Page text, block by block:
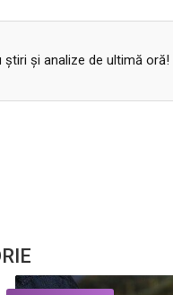
ştiri şi analize de ultimă oră!